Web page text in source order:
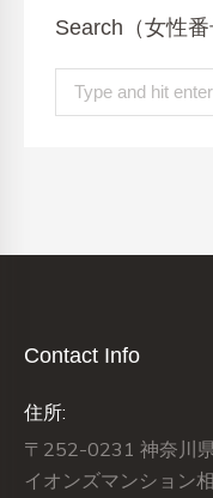
Search（女性番
Search:
Contact Info
住所:
〒252-0231 神奈川
イオンズマンション